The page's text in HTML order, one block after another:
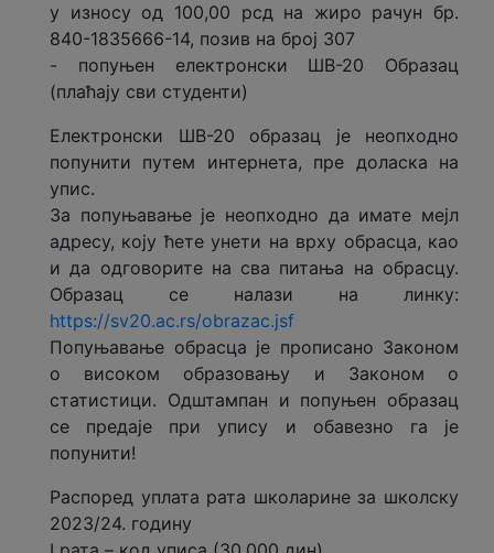
у износу од 100,00 рсд на жиро рачун бр.
840-1835666-14, позив на број 307
- попуњен електронски ШВ-20 Образац
(плаћају сви студенти)
Електронски ШВ-20 образац је неопходно
попунити путем интернета, пре доласка на
упис.
За попуњавање је неопходно да имате мејл
адресу, коју ћете унети на врху обрасца, као
и да одговорите на сва питања на обрасцу.
Образац се налази на линку:
https://sv20.ac.rs/obrazac.jsf
Попуњавање обрасца је прописано Законом
о високом образовању и Законом о
статистици. Одштампан и попуњен образац
се предаје при упису и обавезно га је
попунити!
Распоред уплата рата школарине за школску
2023/24. годину